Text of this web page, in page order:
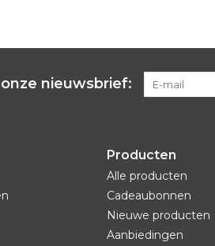
nieuwsbrief:
Producten
Alle producten
Cadeaubonnen
Nieuwe producten
Aanbiedingen